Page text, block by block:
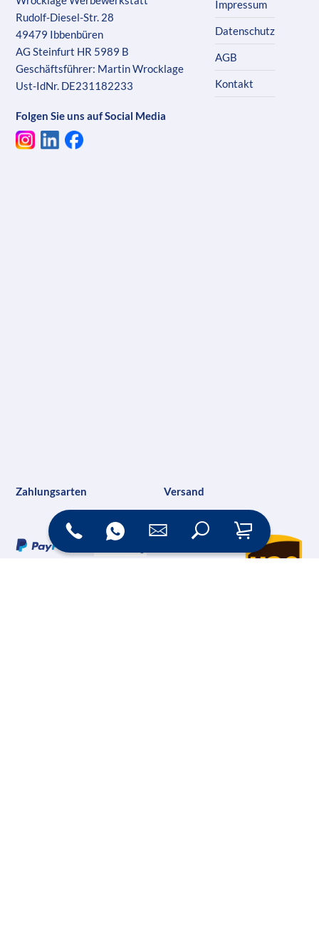
Rudolf-Diesel-Str. 28
49479 Ibbenbüren
AG Steinfurt HR 5989 B
Geschäftsführer: Martin Wrocklage
Ust-IdNr. DE231182233
Folgen Sie uns auf Social Media
Impressum
Datenschutz
AGB
Kontakt
Zahlungsarten Versand